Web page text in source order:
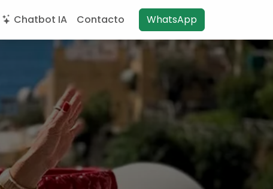
Chatbot IA Contacto WhatsApp